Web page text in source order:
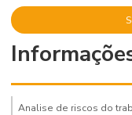
Analise de riscos do